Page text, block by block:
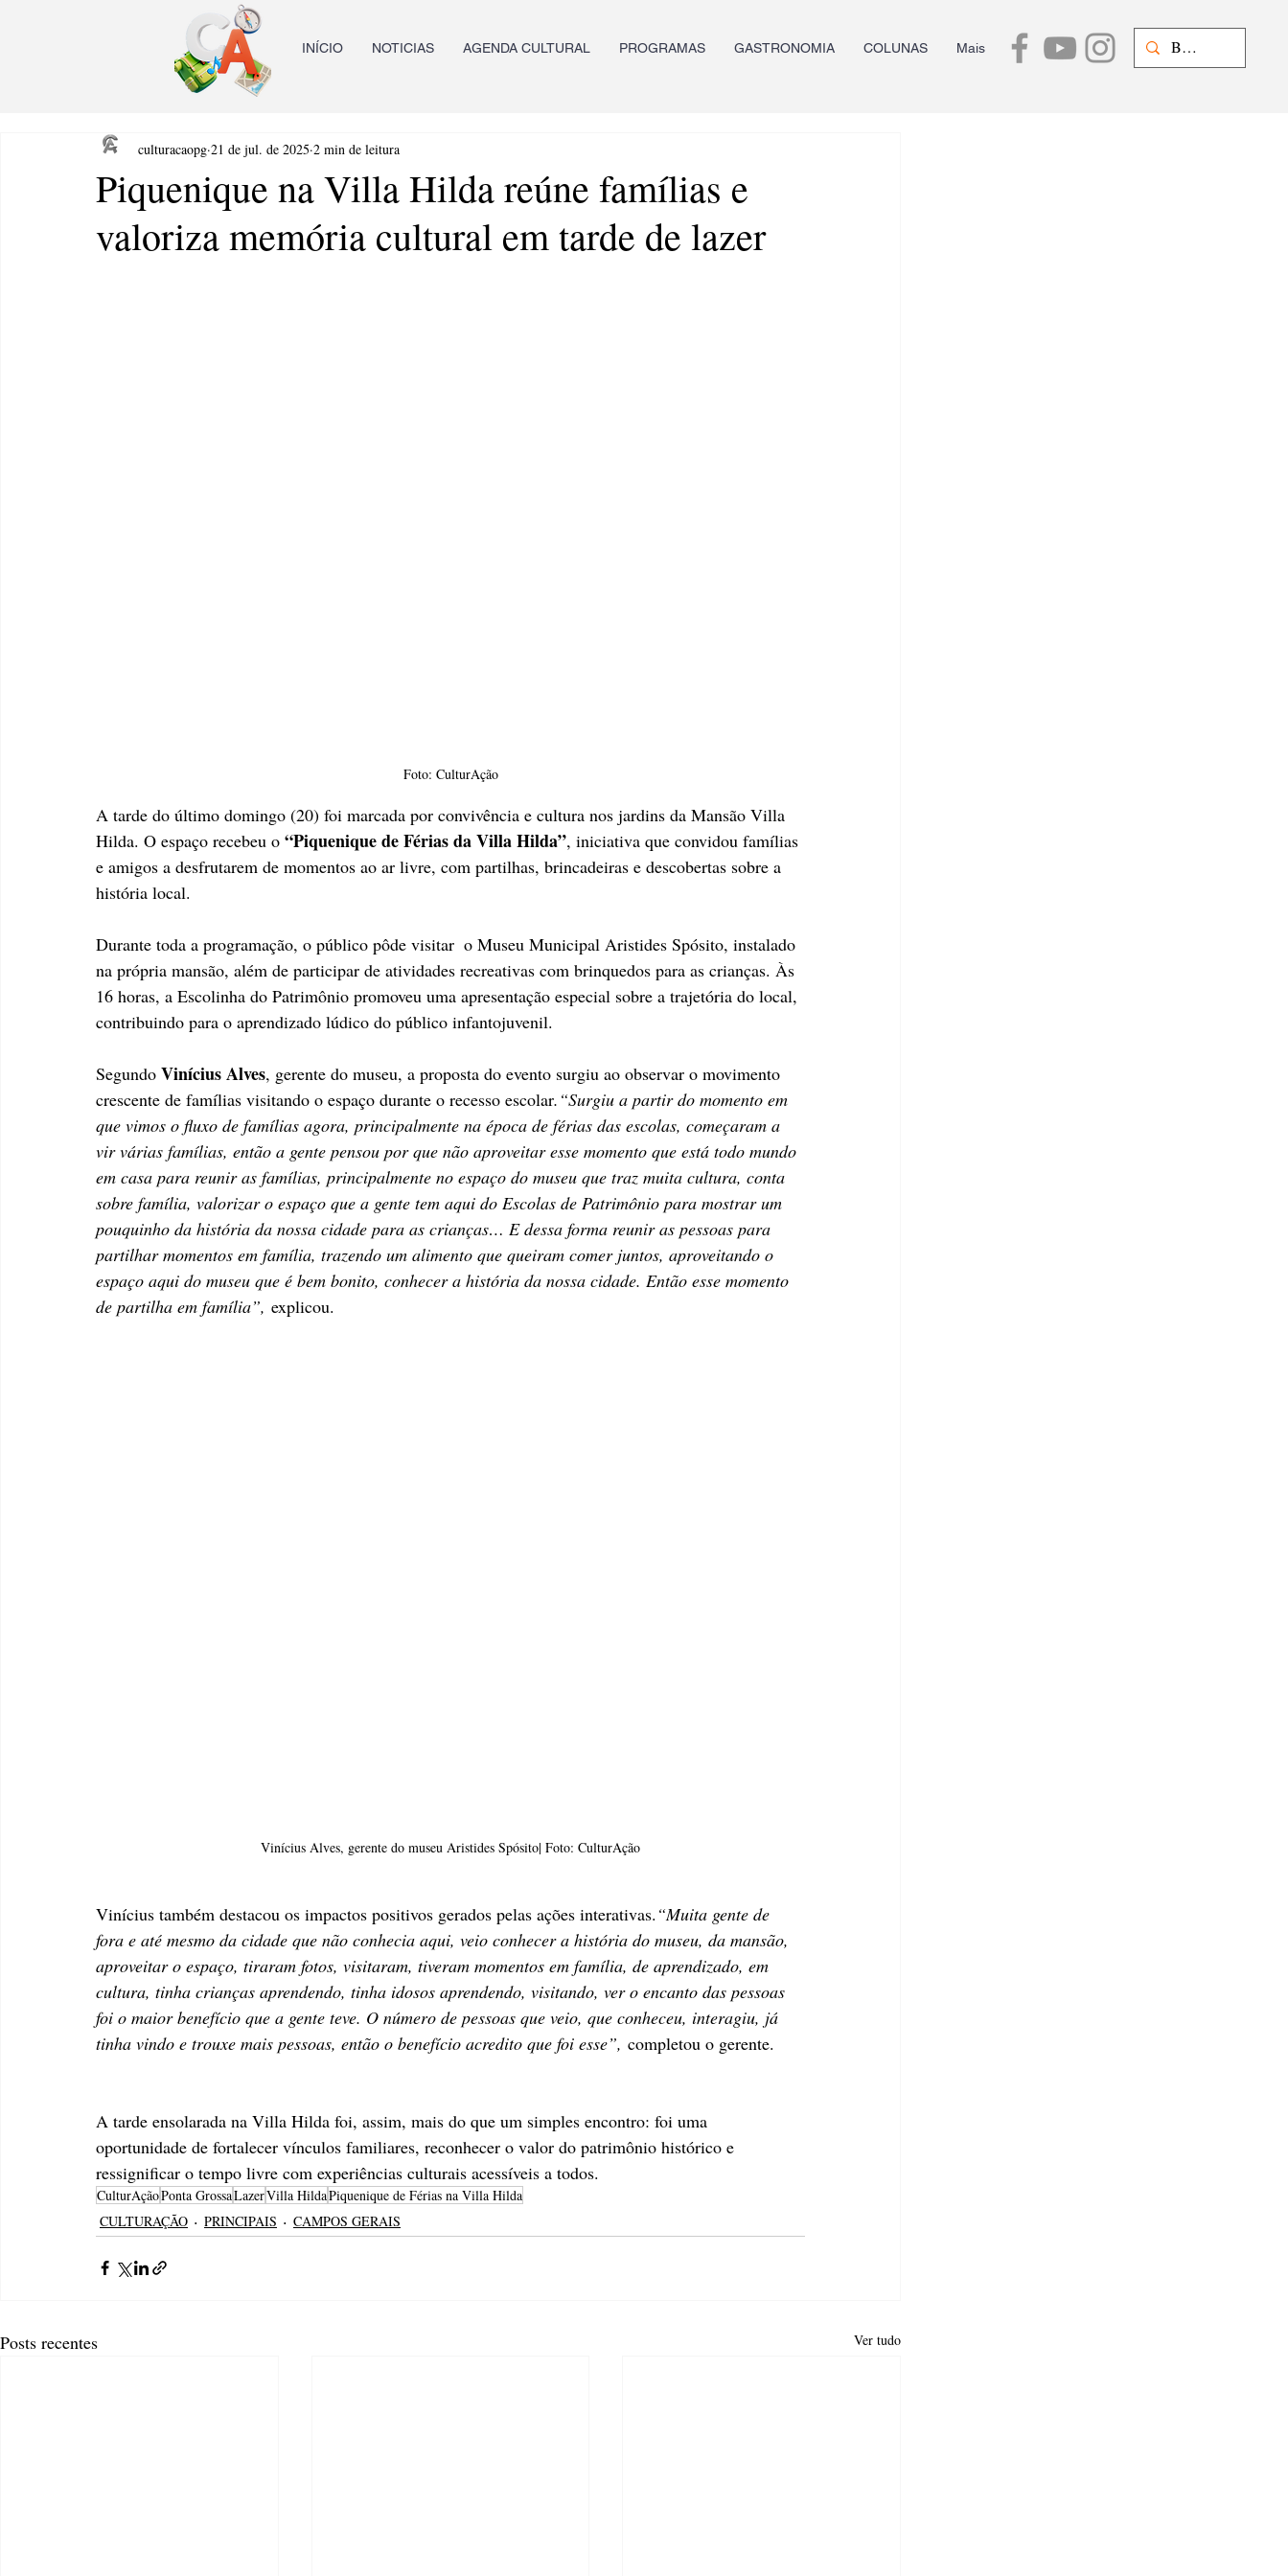
INÍCIO NOTICIAS AGENDA CULTURAL PROGRAMAS GASTRONOMIA COLUNAS Mais
Piquenique na Villa Hilda reúne famílias e
valoriza memória cultural em tarde de lazer
culturacaopg 21 de jul. de 2025 2 min de leitura
Foto: CulturAção
A tarde do último domingo (20) foi marcada por convivência e cultura nos jardins da Mansão Villa
Hilda. O espaço recebeu o “Piquenique de Férias da Villa Hilda”, iniciativa que convidou famílias
e amigos a desfrutarem de momentos ao ar livre, com partilhas, brincadeiras e descobertas sobre a
história local.
Durante toda a programação, o público pôde visitar  o Museu Municipal Aristides Spósito, instalado
na própria mansão, além de participar de atividades recreativas com brinquedos para as crianças. Às
16 horas, a Escolinha do Patrimônio promoveu uma apresentação especial sobre a trajetória do local,
contribuindo para o aprendizado lúdico do público infantojuvenil.
Segundo Vinícius Alves, gerente do museu, a proposta do evento surgiu ao observar o movimento
crescente de famílias visitando o espaço durante o recesso escolar.“Surgiu a partir do momento em
que vimos o fluxo de famílias agora, principalmente na época de férias das escolas, começaram a
vir várias famílias, então a gente pensou por que não aproveitar esse momento que está todo mundo
em casa para reunir as famílias, principalmente no espaço do museu que traz muita cultura, conta
sobre família, valorizar o espaço que a gente tem aqui do Escolas de Patrimônio para mostrar um
pouquinho da história da nossa cidade para as crianças… E dessa forma reunir as pessoas para
partilhar momentos em família, trazendo um alimento que queiram comer juntos, aproveitando o
espaço aqui do museu que é bem bonito, conhecer a história da nossa cidade. Então esse momento
de partilha em família”, explicou.
Vinícius Alves, gerente do museu Aristides Spósito| Foto: CulturAção
Vinícius também destacou os impactos positivos gerados pelas ações interativas. “Muita gente de
fora e até mesmo da cidade que não conhecia aqui, veio conhecer a história do museu, da mansão,
aproveitar o espaço, tiraram fotos, visitaram, tiveram momentos em família, de aprendizado, em
cultura, tinha crianças aprendendo, tinha idosos aprendendo, visitando, ver o encanto das pessoas
foi o maior benefício que a gente teve. O número de pessoas que veio, que conheceu, interagiu, já
tinha vindo e trouxe mais pessoas, então o benefício acredito que foi esse”, completou o gerente.
A tarde ensolarada na Villa Hilda foi, assim, mais do que um simples encontro: foi uma
oportunidade de fortalecer vínculos familiares, reconhecer o valor do patrimônio histórico e
ressignificar o tempo livre com experiências culturais acessíveis a todos.
CulturAçãoPonta GrossaLazerVilla HildaPiquenique de Férias na Villa Hilda
CULTURAÇÃO
PRINCIPAIS CAMPOS GERAIS
Posts recentes Ver tudo